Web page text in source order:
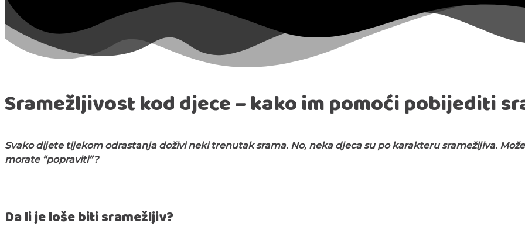
Sramežljivost kod djece – kako im pomoći pobijediti
Svako dijete tijekom odrastanja doživi neki trenutak srama. No, neka djeca su po karakteru sramežljiva.
morate “popraviti”?
Da li je loše biti sramežljiv?